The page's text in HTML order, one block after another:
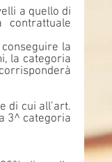
a quello di
contrattuale
la
la categoria
di cui all’art.
3^ categoria